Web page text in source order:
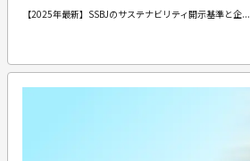
【2025年最新】SSBJのサステナビリティ開示基準と企...